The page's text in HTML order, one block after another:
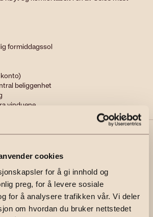
cookies
for å gi innhold og
preg, for å levere sosiale
for å analysere trafikken vår. Vi deler
om hvordan du bruker nettstedet
formiddagssol
beliggenhet
vinduene
Selveier
ANTALL BAD
1
BYGGEÅR